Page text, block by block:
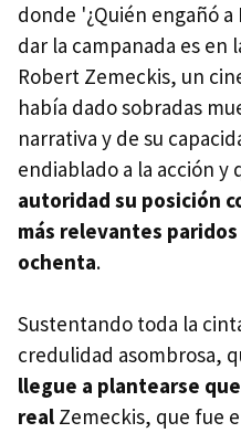
donde '¿Quién engañó
dar la campanada es en
Robert Zemeckis, un
había dado sobradas
narrativa y de su
endiablado a la acción y
autoridad su posición
más relevantes
ochenta.
Sustentando toda la
credulidad asombrosa,
llegue a plantearse
real Zemeckis, que fue